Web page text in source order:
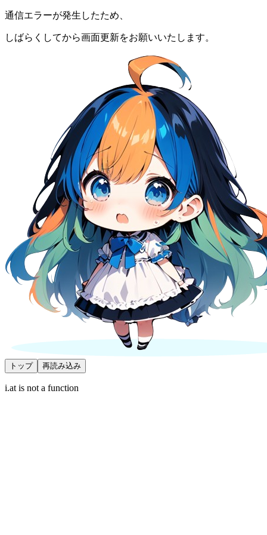
通信エラーが発生したため、
しばらくしてから画面更新をお願いいたします。
トップ 再読み込み
i.at is not a function